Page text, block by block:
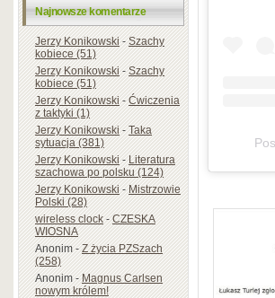
Najnowsze komentarze
Jerzy Konikowski-Szachy
kobiece (51)
Jerzy Konikowski-Szachy
kobiece (51)
Jerzy Konikowski-Ćwiczenia
z taktyki (1)
Jerzy Konikowski-Taka
sytuacja (381)
Jerzy Konikowski-Literatura
szachowa po polsku (124)
Jerzy Konikowski-Mistrzowie
Polski (28)
wireless clock-CZESKA
WIOSNA
Anonim-Z życia PZSzach
(258)
Anonim-Magnus Carlsen
nowym królem!